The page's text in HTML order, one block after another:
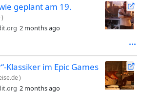
geplant am 19.
)
2 months ago
Klassiker im Epic Games
)
2 months ago